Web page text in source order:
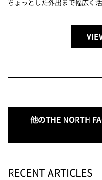
ちょっとした外出まで幅広く活
他のTHE NORTH
RECENT ARTICLES